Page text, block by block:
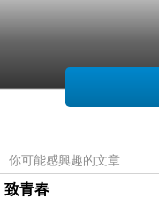
你可能感興趣的文章
致青春